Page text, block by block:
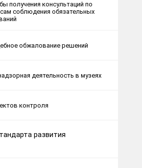
получения консультаций по
соблюдения обязательных
обжалование решений
деятельность в музеях
контроля
развития